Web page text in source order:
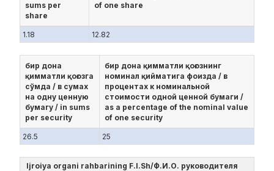
sums per
share
of one share
1.18 12.82
бир дона
қимматли қоғозга
сўмда / в сумах
на одну ценную
бумагу / in sums
per security
бир дона қимматли қоғознинг
номинал қийматига фоизда / в
процентах к номинальной
стоимости одной ценной бумаги /
as a percentage of the nominal value
of one security
26.5 25
Ijroiya organi rahbarining F.I.Sh/Ф.И.О. руководителя